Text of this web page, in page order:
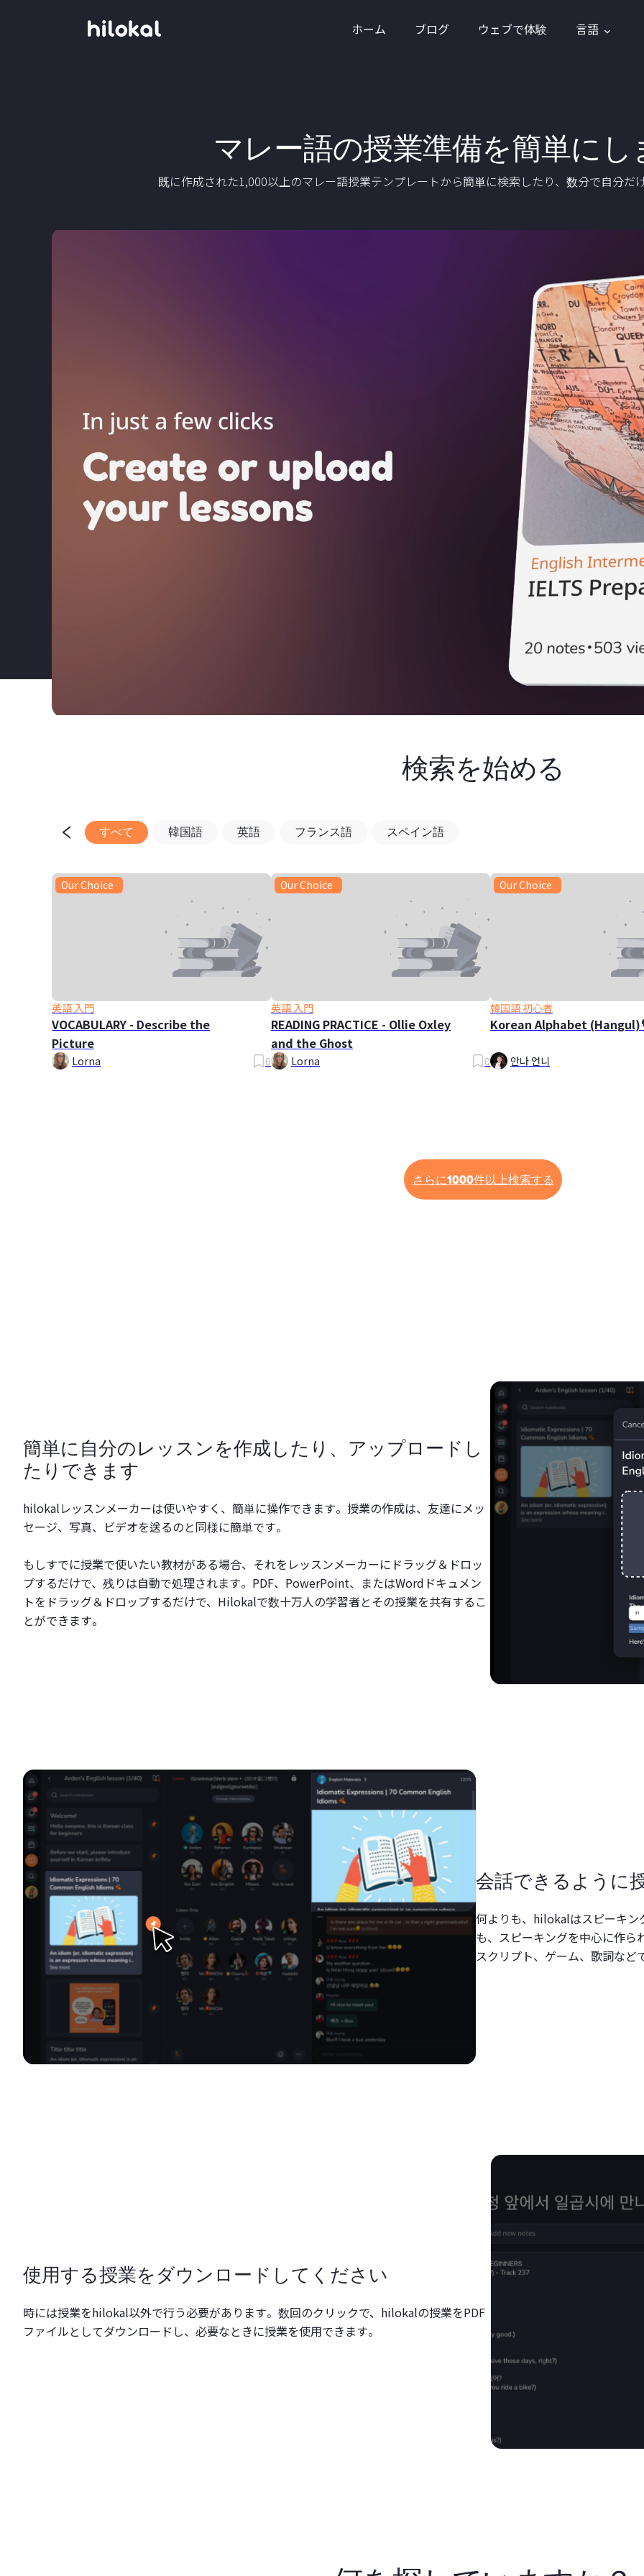
ホーム ブログ ウェブで体験 言語
マレー語の授業準備を簡単にし
既に作成された1,000以上のマレー語授業テンプレートから簡単に検索したり、数分で自分だ
検索を始める
すべて 韓国語 英語 フランス語 スペイン語
Our Choice
英語 入門
VOCABULARY - Describe the
Picture
Lorna 0
Our Choice
英語 入門
READING PRACTICE - Ollie Oxley
and the Ghost
Lorna 0
Our Choice
韓国語 初心者
Korean Alphabet
안나 언니
さらに1000件以上検索する
簡単に自分のレッスンを作成したり、アップロードし
たりできます
hilokalレッスンメーカーは使いやすく、簡単に操作できます。授業の作成は、友達にメッ
セージ、写真、ビデオを送るのと同様に簡単です。
もしすでに授業で使いたい教材がある場合、それをレッスンメーカーにドラッグ＆ドロッ
プするだけで、残りは自動で処理されます。PDF、PowerPoint、またはWordドキュメン
トをドラッグ＆ドロップするだけで、Hilokalで数十万人の学習者とその授業を共有するこ
とができます。
会話できるように
何よりも、hilokalはスピーキン
も、スピーキングを中心に作ら
スクリプト、ゲーム、歌詞など
使用する授業をダウンロードしてください
時には授業をhilokal以外で行う必要があります。数回のクリックで、hilokalの授業をPDF
ファイルとしてダウンロードし、必要なときに授業を使用できます。